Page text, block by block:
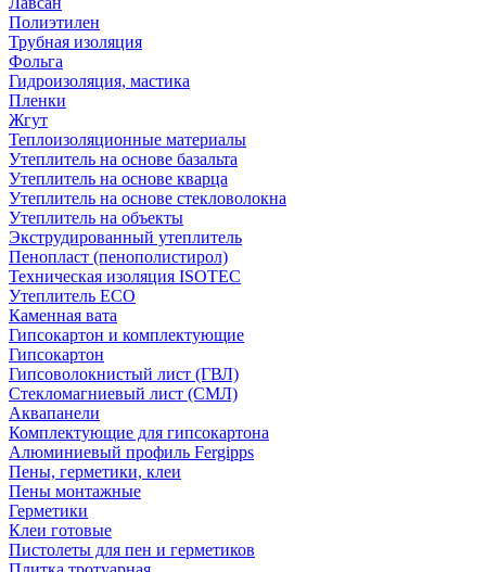
Полиэтилен
Трубная изоляция
Фольга
Гидроизоляция, мастика
Пленки
Жгут
Теплоизоляционные материалы
Утеплитель на основе базальта
Утеплитель на основе кварца
Утеплитель на основе стекловолокна
Утеплитель на объекты
Экструдированный утеплитель
Пенопласт (пенополистирол)
Техническая изоляция ISOTEC
Утеплитель ECO
Каменная вата
Гипсокартон и комплектующие
Гипсокартон
Гипсоволокнистый лист (ГВЛ)
Стекломагниевый лист (СМЛ)
Аквапанели
Комплектующие для гипсокартона
Алюминиевый профиль Fergipps
Пены, герметики, клеи
Пены монтажные
Герметики
Клеи готовые
Пистолеты для пен и герметиков